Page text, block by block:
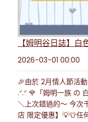
【姆明谷日誌】白
2026-03-01 00:00
🎉由於 2月情人節活
.ᐟ.ᐟ 🌹「姆明一族 の
＼上次錯過的～ 今次
店 限定優惠】💡👕任